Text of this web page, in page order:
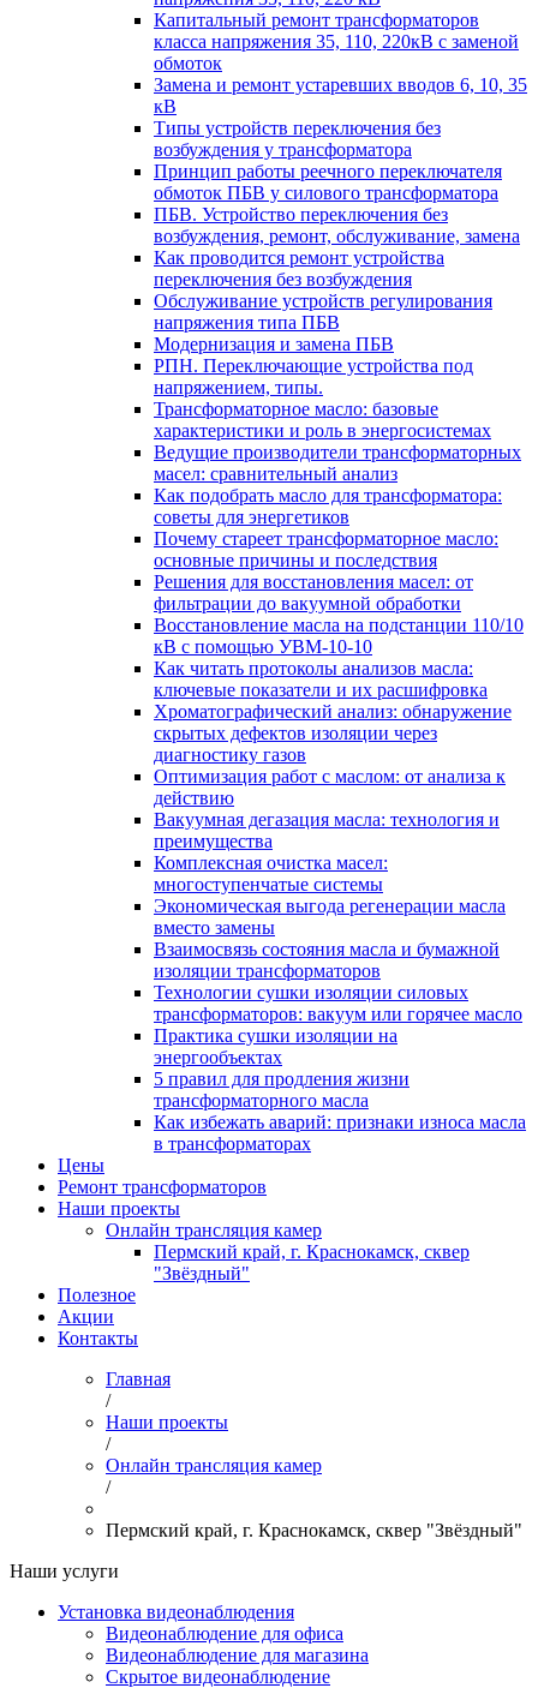
Капитальный ремонт трансформаторов
класса напряжения 35, 110, 220кВ с заменой
обмоток
Замена и ремонт устаревших вводов 6, 10, 35
кВ
Типы устройств переключения без
возбуждения у трансформатора
Принцип работы реечного переключателя
обмоток ПБВ у силового трансформатора
ПБВ. Устройство переключения без
возбуждения, ремонт, обслуживание, замена
Как проводится ремонт устройства
переключения без возбуждения
Обслуживание устройств регулирования
напряжения типа ПБВ
Модернизация и замена ПБВ
РПН. Переключающие устройства под
напряжением, типы.
Трансформаторное масло: базовые
характеристики и роль в энергосистемах
Ведущие производители трансформаторных
масел: сравнительный анализ
Как подобрать масло для трансформатора:
советы для энергетиков
Почему стареет трансформаторное масло:
основные причины и последствия
Решения для восстановления масел: от
фильтрации до вакуумной обработки
Восстановление масла на подстанции 110/10
кВ с помощью УВМ-10-10
Как читать протоколы анализов масла:
ключевые показатели и их расшифровка
Хроматографический анализ: обнаружение
скрытых дефектов изоляции через
диагностику газов
Оптимизация работ с маслом: от анализа к
действию
Вакуумная дегазация масла: технология и
преимущества
Комплексная очистка масел:
многоступенчатые системы
Экономическая выгода регенерации масла
вместо замены
Взаимосвязь состояния масла и бумажной
изоляции трансформаторов
Технологии сушки изоляции силовых
трансформаторов: вакуум или горячее масло
Практика сушки изоляции на
энергообъектах
5 правил для продления жизни
трансформаторного масла
Как избежать аварий: признаки износа масла
в трансформаторах
Цены
Ремонт трансформаторов
Наши проекты
Онлайн трансляция камер
Пермский край, г. Краснокамск, сквер
"Звёздный"
Полезное
Акции
Контакты
Главная
/
Наши проекты
/
Онлайн трансляция камер
/
Пермский край, г. Краснокамск, сквер "Звёздный"
Наши услуги
Установка видеонаблюдения
Видеонаблюдение для офиса
Видеонаблюдение для магазина
Скрытое видеонаблюдение